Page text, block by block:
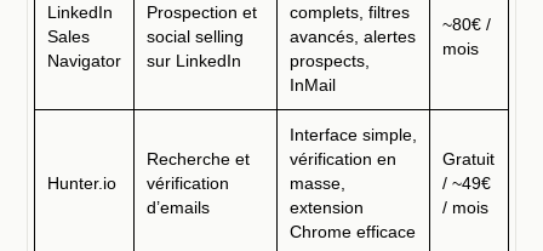
LinkedIn
Sales
Navigator
Prospection et
social selling
sur LinkedIn
complets, filtres
avancés, alertes
prospects,
InMail
~80€ /
mois
Hunter.io
Recherche et
vérification
d’emails
Interface simple,
vérification en
masse,
extension
Chrome efficace
Gratuit
/ ~49€
/ mois